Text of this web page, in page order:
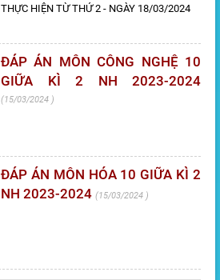
THỰC HIỆN TỪ THỨ 2 - NGÀY 18/03/2024
ĐÁP ÁN MÔN CÔNG NGHỆ 10
GIỮA KÌ 2 NH 2023-2024
15/03/2024
ĐÁP ÁN MÔN HÓA 10 GIỮA KÌ 2
NH 2023-2024
15/03/2024